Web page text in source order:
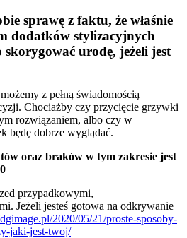
sprawę z faktu, że właśnie
dodatków stylizacyjnych
urodę, jeżeli jest
z pełną świadomością
Chociażby czy przycięcie grzywki
rozwiązaniem, albo czy w
będę dobrze wyglądać.
oraz braków w tym zakresie jest
przypadkowymi,
Jeżeli jesteś gotowa na odkrywanie
2020/05/21/proste-sposoby-
jaki-jest-twoj/